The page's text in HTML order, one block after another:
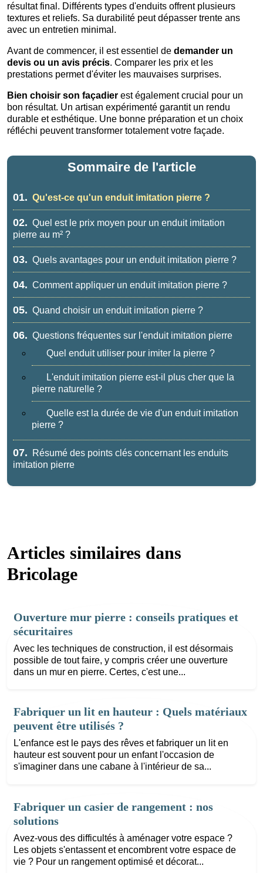
résultat final. Différents types d'enduits offrent plusieurs
textures et reliefs. Sa durabilité peut dépasser trente ans
avec un entretien minimal.
Avant de commencer, il est essentiel de demander un
devis ou un avis précis. Comparer les prix et les
prestations permet d'éviter les mauvaises surprises.
Bien choisir son façadier est également crucial pour un
bon résultat. Un artisan expérimenté garantit un rendu
durable et esthétique. Une bonne préparation et un choix
réfléchi peuvent transformer totalement votre façade.
Sommaire de l'article
01. Qu'est-ce qu'un enduit imitation pierre ?
02. Quel est le prix moyen pour un enduit imitation
pierre au m² ?
03. Quels avantages pour un enduit imitation pierre ?
04. Comment appliquer un enduit imitation pierre ?
05. Quand choisir un enduit imitation pierre ?
06. Questions fréquentes sur l'enduit imitation pierre
Quel enduit utiliser pour imiter la pierre ?
L'enduit imitation pierre est-il plus cher que la
pierre naturelle ?
Quelle est la durée de vie d'un enduit imitation
pierre ?
07.
Résumé des points clés concernant les enduits
imitation pierre
Articles similaires dans
Bricolage
Ouverture mur pierre : conseils pratiques et
sécuritaires
Avec les techniques de construction, il est désormais
possible de tout faire, y compris créer une ouverture
dans un mur en pierre. Certes, c'est une...
Fabriquer un lit en hauteur : Quels matériaux
peuvent être utilisés ?
L'enfance est le pays des rêves et fabriquer un lit en
hauteur est souvent pour un enfant l'occasion de
s'imaginer dans une cabane à l'intérieur de sa...
Fabriquer un casier de rangement : nos
solutions
Avez-vous des difficultés à aménager votre espace ?
Les objets s'entassent et encombrent votre espace de
vie ? Pour un rangement optimisé et décorat...